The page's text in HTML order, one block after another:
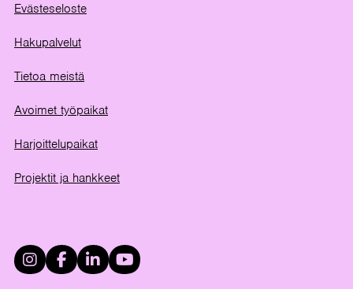
Evästeseloste
Hakupalvelut
Tietoa meistä
Avoimet työpaikat
Harjoittelupaikat
Projektit ja hankkeet